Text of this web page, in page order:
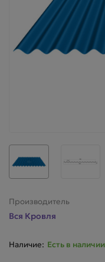
Производитель
Вся Кровля
Есть в наличии